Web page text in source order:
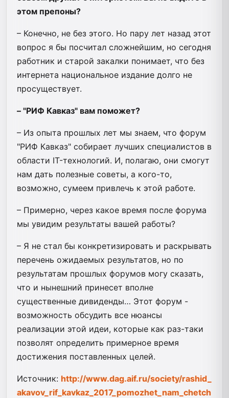
этом препоны?
– Конечно, не без этого. Но пару лет назад этот
вопрос я бы посчитал сложнейшим, но сегодня
работник и старой закалки понимает, что без
интернета национальное издание долго не
просуществует.
– "РИФ Кавказ" вам поможет?
– Из опыта прошлых лет мы знаем, что форум
"РИФ Кавказ" собирает лучших специалистов в
области IT-технологий. И, полагаю, они смогут
нам дать полезные советы, а кого-то,
возможно, сумеем привлечь к этой работе.
– Примерно, через какое время после форума
мы увидим результаты вашей работы?
– Я не стал бы конкретизировать и раскрывать
перечень ожидаемых результатов, но по
результатам прошлых форумов могу сказать,
что и нынешний принесет вполне
существенные дивиденды… Этот форум -
возможность обсудить все нюансы
реализации этой идеи, которые как раз-таки
позволят определить примерное время
достижения поставленных целей.
Источник: http://www.dag.aif.ru/society/rashid_
akavov_rif_kavkaz_2017_pomozhet_nam_chetch